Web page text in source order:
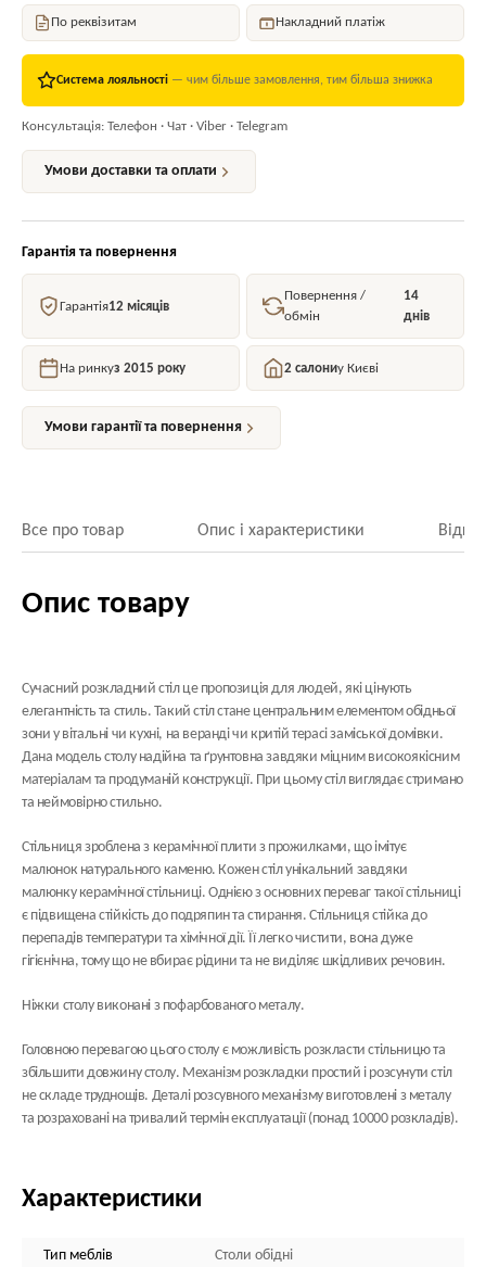
По реквізитам Накладний платіж
Система лояльності — чим більше замовлення, тим більша знижка
Консультація: Телефон · Чат · Viber · Telegram
Умови доставки та оплати
Гарантія та повернення
Гарантія12 місяців
Повернення /
обмін
14
днів
На ринкуз 2015 року 2 салониу Києві
Умови гарантії та повернення
Все про товар Опис і характеристики
Опис товару
Сучасний розкладний стіл це пропозиція для людей, які цінують
елегантність та стиль. Такий стіл стане центральним елементом обідньої
зони у вітальні чи кухні, на веранді чи критій терасі заміської домівки.
Дана модель столу надійна та ґрунтовна завдяки міцним високоякісним
матеріалам та продуманій конструкції. При цьому стіл виглядає стримано
та неймовірно стильно.
Стільниця зроблена з керамічної плити з прожилками, що імітує
малюнок натурального каменю. Кожен стіл унікальний завдяки
малюнку керамічної стільниці. Однією з основних переваг такої стільниці
є підвищена стійкість до подряпин та стирання. Стільниця стійка до
перепадів температури та хімічної дії. Її легко чистити, вона дуже
гігієнічна, тому що не вбирає рідини та не виділяє шкідливих речовин.
Ніжки столу виконані з пофарбованого металу.
Головною перевагою цього столу є можливість розкласти стільницю та
збільшити довжину столу. Механізм розкладки простий і розсунути стіл
не складе труднощів. Деталі розсувного механізму виготовлені з металу
та розраховані на тривалий термін експлуатації (понад 10000 розкладів).
Характеристики
Тип меблів Столи обідні